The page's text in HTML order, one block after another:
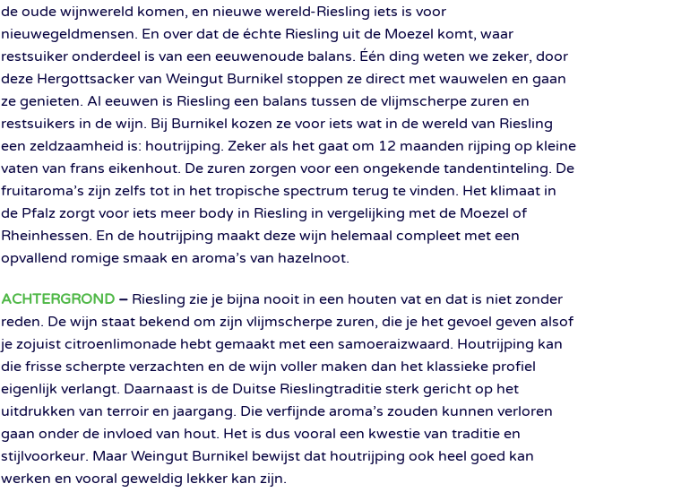
de oude wijnwereld komen, en nieuwe wereld-Riesling iets is voor
nieuwegeldmensen. En over dat de échte Riesling uit de Moezel komt, waar
restsuiker onderdeel is van een eeuwenoude balans. Één ding weten we zeker, door
deze Hergottsacker van Weingut Burnikel stoppen ze direct met wauwelen en gaan
ze genieten. Al eeuwen is Riesling een balans tussen de vlijmscherpe zuren en
restsuikers in de wijn. Bij Burnikel kozen ze voor iets wat in de wereld van Riesling
een zeldzaamheid is: houtrijping. Zeker als het gaat om 12 maanden rijping op kleine
vaten van frans eikenhout. De zuren zorgen voor een ongekende tandentinteling. De
fruitaroma’s zijn zelfs tot in het tropische spectrum terug te vinden. Het klimaat in
de Pfalz zorgt voor iets meer body in Riesling in vergelijking met de Moezel of
Rheinhessen. En de houtrijping maakt deze wijn helemaal compleet met een
opvallend romige smaak en aroma’s van hazelnoot.
ACHTERGROND – Riesling zie je bijna nooit in een houten vat en dat is niet zonder
reden. De wijn staat bekend om zijn vlijmscherpe zuren, die je het gevoel geven alsof
je zojuist citroenlimonade hebt gemaakt met een samoeraizwaard. Houtrijping kan
die frisse scherpte verzachten en de wijn voller maken dan het klassieke profiel
eigenlijk verlangt. Daarnaast is de Duitse Rieslingtraditie sterk gericht op het
uitdrukken van terroir en jaargang. Die verfijnde aroma’s zouden kunnen verloren
gaan onder de invloed van hout. Het is dus vooral een kwestie van traditie en
stijlvoorkeur. Maar Weingut Burnikel bewijst dat houtrijping ook heel goed kan
werken en vooral geweldig lekker kan zijn.